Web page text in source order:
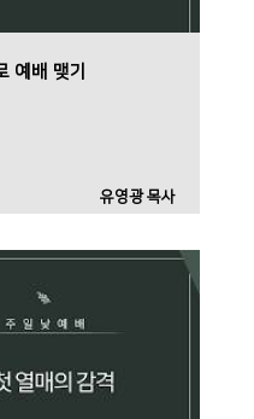
예배 맺기
유영광 목사